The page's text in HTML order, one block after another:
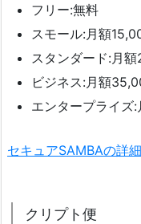
フリー:無料
スモール:月額
スタンダード:月
ビジネス:月額
エンタープライズ
セキュアSAMBAの詳
クリプト便